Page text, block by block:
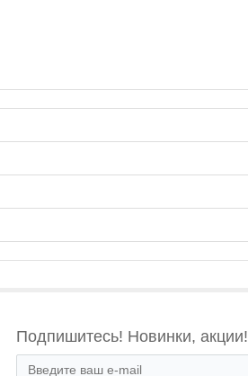
Подпишитесь! Новинки, акции!